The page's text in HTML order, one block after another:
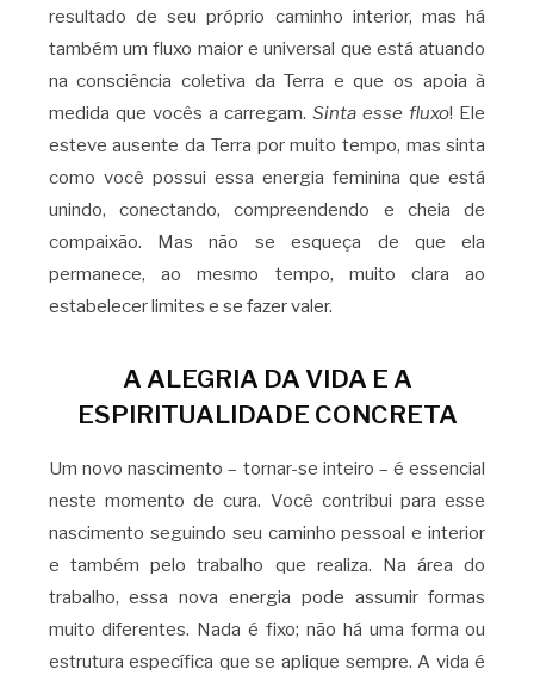
resultado de seu próprio caminho interior, mas há
também um fluxo maior e universal que está atuando
na consciência coletiva da Terra e que os apoia à
medida que vocês a carregam.Sinta esse fluxo! Ele
esteve ausente da Terra por muito tempo, mas sinta
como você possui essa energia feminina que está
unindo, conectando, compreendendo e cheia de
compaixão. Mas não se esqueça de que ela
permanece, ao mesmo tempo, muito clara ao
estabelecer limites e se fazer valer.
A ALEGRIA DA VIDA E A
ESPIRITUALIDADE CONCRETA
Um novo nascimento – tornar-se inteiro – é essencial
neste momento de cura. Você contribui para esse
nascimento seguindo seu caminho pessoal e interior
e também pelo trabalho que realiza. Na área do
trabalho, essa nova energia pode assumir formas
muito diferentes. Nada é fixo; não há uma forma ou
estrutura específica que se aplique sempre. A vida é